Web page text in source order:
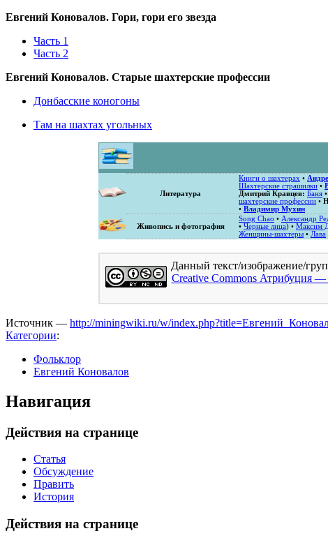
Евгений Коновалов. Гори, гори его звезда
Часть 1
Часть 2
Евгений Коновалов. Старые шахтерские профессии
Донбасские коногоны
Там на шахтах угольных
Литература
Книги о шахтерах •
Шахтерские страшилки •
Дмитрий Кравцев: Баня •
шахтерские профессии •
• Владимир Мухин
Живопись и фотография
Song Chao • Александр
• Черные лица) • Максим
Женщины-шахтеры • Лава
Данный текст/изображение/
Creative Commons Атрибуция
Источник — http://miningwiki.ru/w/
Категории:
Фольклор
Евгений Коновалов
Навигация
Действия на странице
Статья
Обсуждение
Править
История
Действия на странице